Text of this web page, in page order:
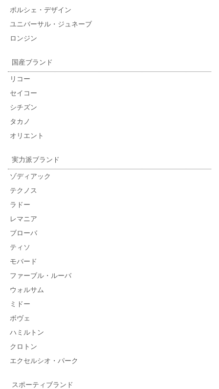
ポルシェ・デザイン
ユニバーサル・ジュネーブ
ロンジン
国産ブランド
リコー
セイコー
シチズン
タカノ
オリエント
実力派ブランド
ゾディアック
テクノス
ラドー
レマニア
ブローバ
ティソ
モバード
ファーブル・ルーバ
ウォルサム
ミドー
ボヴェ
ハミルトン
クロトン
エクセルシオ・パーク
スポーティブランド